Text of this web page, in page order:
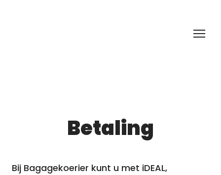
Betaling
Bij Bagagekoerier kunt u met iDEAL,